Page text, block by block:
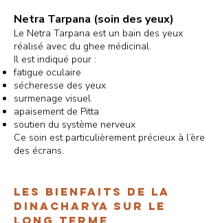
Netra Tarpana (soin des yeux)
Le Netra Tarpana est un bain des yeux
réalisé avec du ghee médicinal.
Il est indiqué pour :
fatigue oculaire
sécheresse des yeux
surmenage visuel
apaisement de Pitta
soutien du système nerveux
Ce soin est particulièrement précieux à l’ère
des écrans.
Les bienfaits de la
Dinacharya sur le